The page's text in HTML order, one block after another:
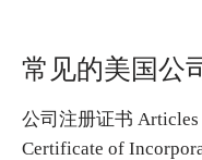
常见的美国公
公司注册证书
Certificate of